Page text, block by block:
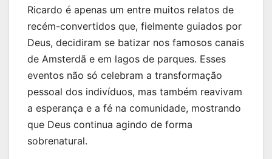
Ricardo é apenas um entre muitos relatos de
recém-convertidos que, fielmente guiados por
Deus, decidiram se batizar nos famosos canais
de Amsterdã e em lagos de parques. Esses
eventos não só celebram a transformação
pessoal dos indivíduos, mas também reavivam
a esperança e a fé na comunidade, mostrando
que Deus continua agindo de forma
sobrenatural.